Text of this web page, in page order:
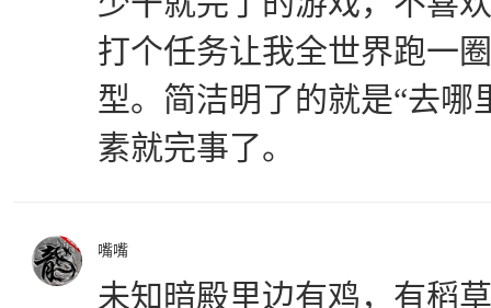
打个任务让我全世界跑一
型。简洁明了的就是“去哪
素就完事了。
嘴嘴
未知暗殿里边有鸡，有稻